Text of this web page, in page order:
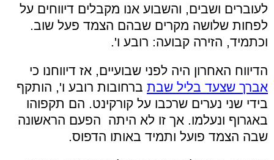
לעוברים ושבים, והשבוע אנו מקבלים דיווחים על
לפחות שלושה מקרים שבהם הצמד פעל שוב.
וכתמיד, הזירה קבועה: רובע ו'.
הדיווח האחרון היה לפני שבועיים, אז דיווחנו כי
אברך שצעד בליל שבת ברחובות רובע ו', הותקף
בידי שני נערים שרכבו על קורקינט. הם תקפוהו
באגרוף ונעלמו. אך זו לא היתה הפעם הראשונה
שבה הצמד פועל ותמיד באותו הדפוס.